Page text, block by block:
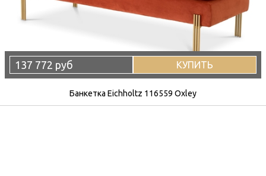
137 772 руб КУПИТЬ
Банкетка Eichholtz 116559 Oxley